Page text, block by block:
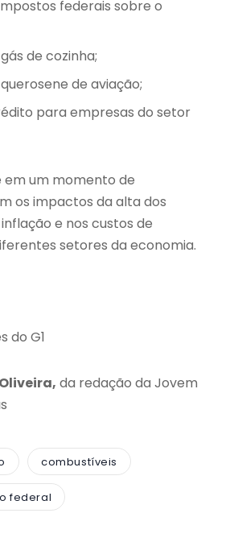
federais sobre o
de cozinha;
de aviação;
para empresas do setor
em um momento de
os impactos da alta dos
e nos custos de
setores da economia.
do G1
da redação da Jovem
combustíveis
federal